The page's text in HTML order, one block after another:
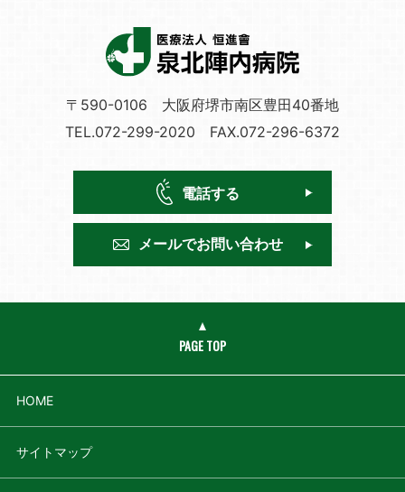
〒590-0106 大阪府堺市南区豊田40番地
TEL.072-299-2020 FAX.072-296-6372
メールでお問い合わせ
電話する
PAGE TOP
HOME
サイトマップ